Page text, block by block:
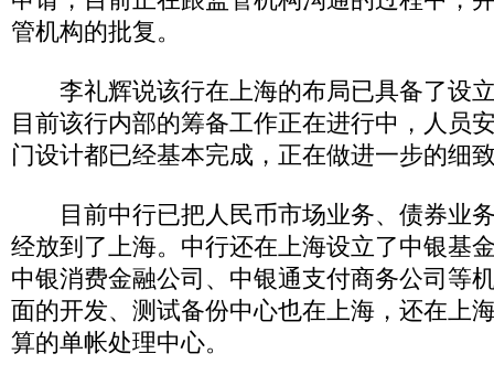
管机构的批复。
李礼辉说该行在上海的布局已具备了设
目前该行内部的筹备工作正在进行中，人员
门设计都已经基本完成，正在做进一步的细
目前中行已把人民币市场业务、债券业
经放到了上海。中行还在上海设立了中银基
中银消费金融公司、中银通支付商务公司等
面的开发、测试备份中心也在上海，还在上
算的单帐处理中心。